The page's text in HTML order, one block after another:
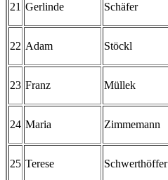
21 Gerlinde Schäfer
22 Adam Stöckl
23 Franz Müllek
24 Maria Zimmemann
25 Terese Schwerthöffer